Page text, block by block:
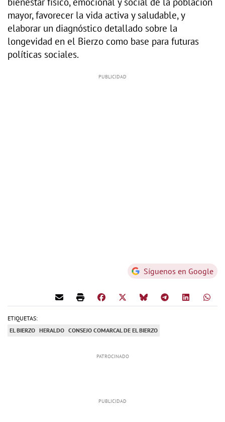
mayor, favorecer la vida activa y saludable, y
elaborar un diagnóstico detallado sobre la
longevidad en el Bierzo como base para futuras
políticas sociales.
Síguenos en Google
ETIQUETAS:
EL BIERZO HERALDO CONSEJO COMARCAL DE EL BIERZO